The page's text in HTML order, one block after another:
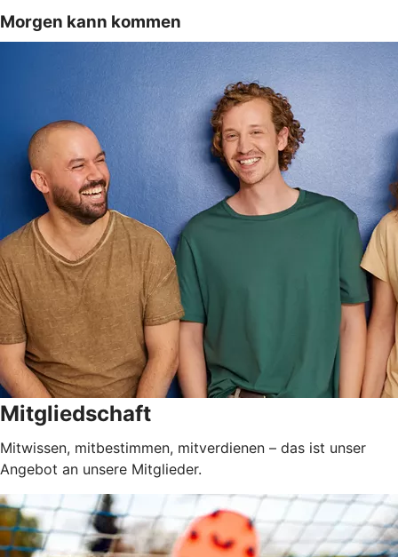
Morgen kann kommen
Mitgliedschaft
Mitwissen, mitbestimmen, mitverdienen – das ist unser
Angebot an unsere Mitglieder.